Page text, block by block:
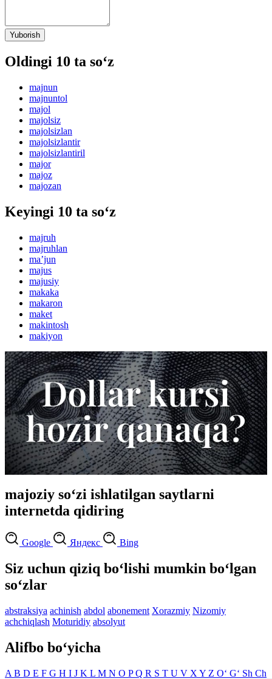
Yuborish
Oldingi 10 ta so‘z
majnun
majnuntol
majol
majolsiz
majolsizlan
majolsizlantir
majolsizlantiril
major
majoz
majozan
Keyingi 10 ta so‘z
majruh
majruhlan
maʼjun
majus
majusiy
makaka
makaron
maket
makintosh
makiyon
majoziy so‘zi ishlatilgan saytlarni
internetda qidiring
Google Яндекс Bing
Siz uchun qiziq bo‘lishi mumkin bo‘lgan
so‘zlar
abstraksiya achinish abdol abonement Xorazmiy Nizomiy
achchiqlash Moturidiy absolyut
Alifbo bo‘yicha
A B D E F G H I J K L M N O PQ R S T U V X Y Z O‘ G‘ Sh Ch